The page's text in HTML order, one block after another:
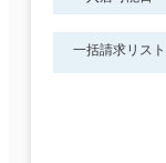
一括請求リスト